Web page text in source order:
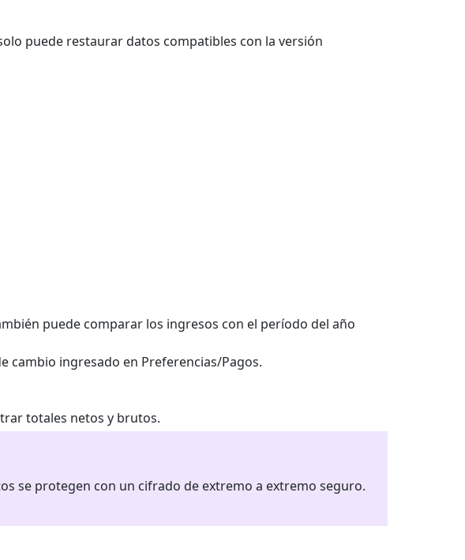
puede restaurar datos compatibles con la versión
puede comparar los ingresos con el período del año
cambio ingresado en Preferencias/Pagos.
totales netos y brutos.
se protegen con un cifrado de extremo a extremo seguro.